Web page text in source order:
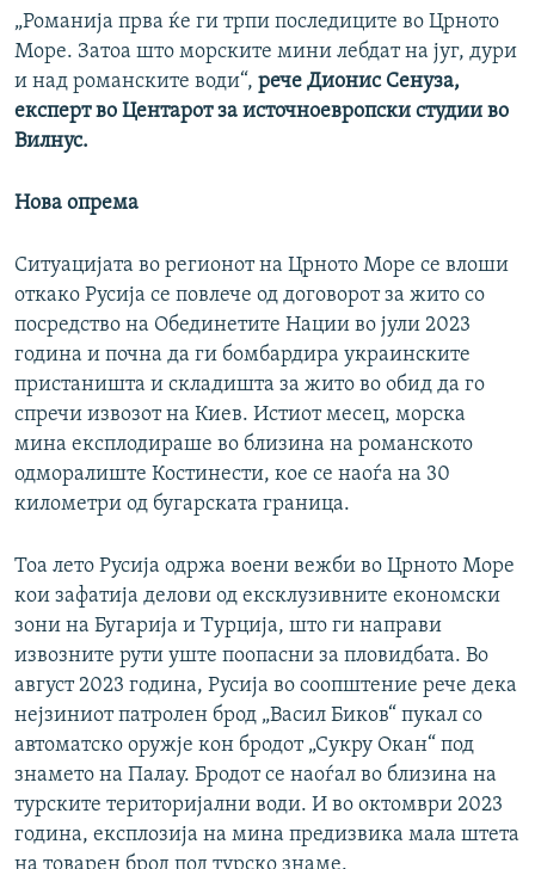
„Романија прва ќе ги трпи последиците во Црното
Море. Затоа што морските мини лебдат на југ, дури
и над романските води“, рече Дионис Сенуза,
експерт во Центарот за источноевропски студии во
Вилнус.
Нова опрема
Ситуацијата во регионот на Црното Море се влоши
откако Русија се повлече од договорот за жито со
посредство на Обединетите Нации во јули 2023
година и почна да ги бомбардира украинските
пристаништа и складишта за жито во обид да го
спречи извозот на Киев. Истиот месец, морска
мина експлодираше во близина на романското
одморалиште Костинести, кое се наоѓа на 30
километри од бугарската граница.
Тоа лето Русија одржа воени вежби во Црното Море
кои зафатија делови од ексклузивните економски
зони на Бугарија и Турција, што ги направи
извозните рути уште поопасни за пловидбата. Во
август 2023 година, Русија во соопштение рече дека
нејзиниот патролен брод „Васил Биков“ пукал со
автоматско оружје кон бродот „Сукру Окан“ под
знамето на Палау. Бродот се наоѓал во близина на
турските територијални води. И во октомври 2023
година, експлозија на мина предизвика мала штета